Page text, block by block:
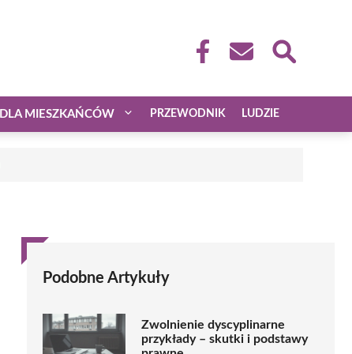
DLA MIESZKAŃCÓW PRZEWODNIK LUDZIE
Podobne Artykuły
Zwolnienie dyscyplinarne
przykłady – skutki i podstawy